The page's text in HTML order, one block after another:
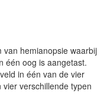
hemianopsie waarbij
één oog is aangetast.
in één van de vier
verschillende typen